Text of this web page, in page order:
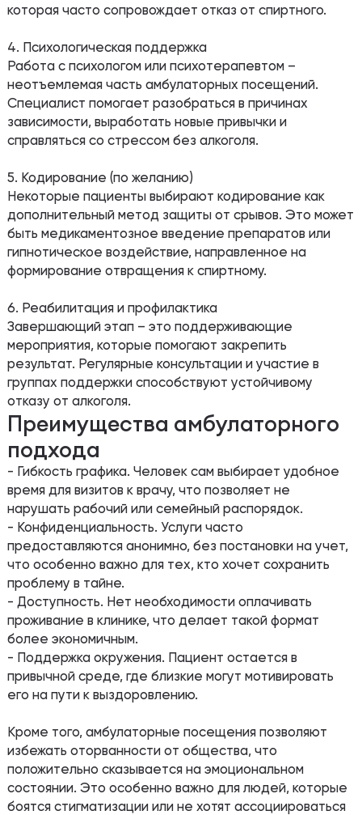
которая часто сопровождает отказ от спиртного.
4. Психологическая поддержка
Работа с психологом или психотерапевтом –
неотъемлемая часть амбулаторных посещений.
Специалист помогает разобраться в причинах
зависимости, выработать новые привычки и
справляться со стрессом без алкоголя.
5. Кодирование (по желанию)
Некоторые пациенты выбирают кодирование как
дополнительный метод защиты от срывов. Это может
быть медикаментозное введение препаратов или
гипнотическое воздействие, направленное на
формирование отвращения к спиртному.
6. Реабилитация и профилактика
Завершающий этап – это поддерживающие
мероприятия, которые помогают закрепить
результат. Регулярные консультации и участие в
группах поддержки способствуют устойчивому
отказу от алкоголя.
Преимущества амбулаторного
подхода
- Гибкость графика. Человек сам выбирает удобное
время для визитов к врачу, что позволяет не
нарушать рабочий или семейный распорядок.
- Конфиденциальность. Услуги часто
предоставляются анонимно, без постановки на учет,
что особенно важно для тех, кто хочет сохранить
проблему в тайне.
- Доступность. Нет необходимости оплачивать
проживание в клинике, что делает такой формат
более экономичным.
- Поддержка окружения. Пациент остается в
привычной среде, где близкие могут мотивировать
его на пути к выздоровлению.
Кроме того, амбулаторные посещения позволяют
избежать оторванности от общества, что
положительно сказывается на эмоциональном
состоянии. Это особенно важно для людей, которые
боятся стигматизации или не хотят ассоциироваться